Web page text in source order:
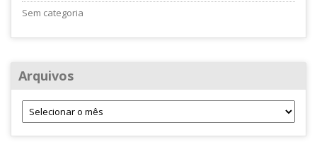
Sem categoria
Arquivos